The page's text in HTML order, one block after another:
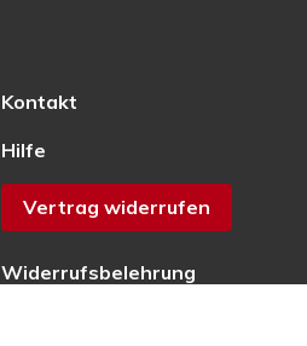
Kontakt
Hilfe
Vertrag widerrufen
Widerrufsbelehrung